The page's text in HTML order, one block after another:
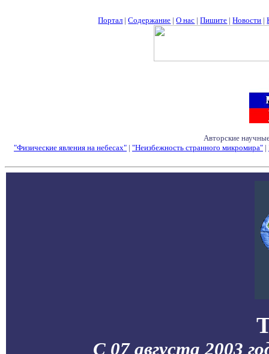
Портал |Содержание |О нас |Пишите |Новости |
Авторские
"Физические явления на небесах" | "Неизбежность странного микромира" |
С 07 августа 2003